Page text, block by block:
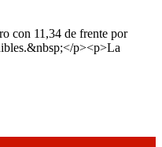
con 11,34 de frente por
p><p>La